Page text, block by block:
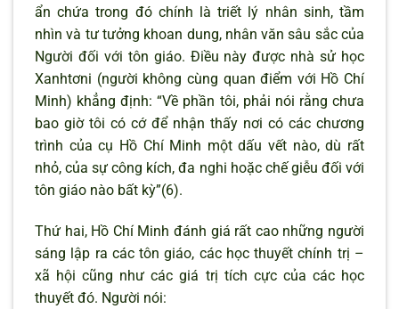
ẩn chứa trong đó chính là triết lý nhân sinh, tầm
nhìn và tư tưởng khoan dung, nhân văn sâu sắc của
Người đối với tôn giáo. Điều này được nhà sử học
Xanhtơni (người không cùng quan điểm với Hồ Chí
Minh) khẳng định: “Về phần tôi, phải nói rằng chưa
bao giờ tôi có cớ để nhận thấy nơi có các chương
trình của cụ Hồ Chí Minh một dấu vết nào, dù rất
nhỏ, của sự công kích, đa nghi hoặc chế giễu đối với
tôn giáo nào bất kỳ”(6).
Thứ hai, Hồ Chí Minh đánh giá rất cao những người
sáng lập ra các tôn giáo, các học thuyết chính trị –
xã hội cũng như các giá trị tích cực của các học
thuyết đó. Người nói: